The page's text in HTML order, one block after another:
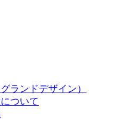
ランドデザイン）
ついて